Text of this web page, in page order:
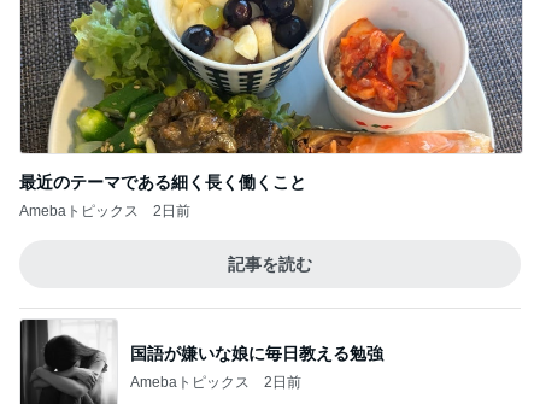
最近のテーマである細く長く働くこと
Amebaトピックス 2日前
記事を読む
国語が嫌いな娘に毎日教える勉強
Amebaトピックス 2日前